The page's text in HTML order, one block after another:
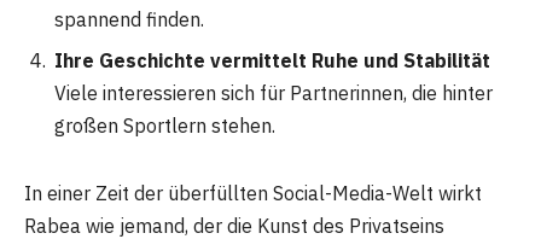
spannend finden.
Ihre Geschichte vermittelt Ruhe und Stabilität
Viele interessieren sich für Partnerinnen, die hinter
großen Sportlern stehen.
In einer Zeit der überfüllten Social-Media-Welt wirkt
Rabea wie jemand, der die Kunst des Privatseins